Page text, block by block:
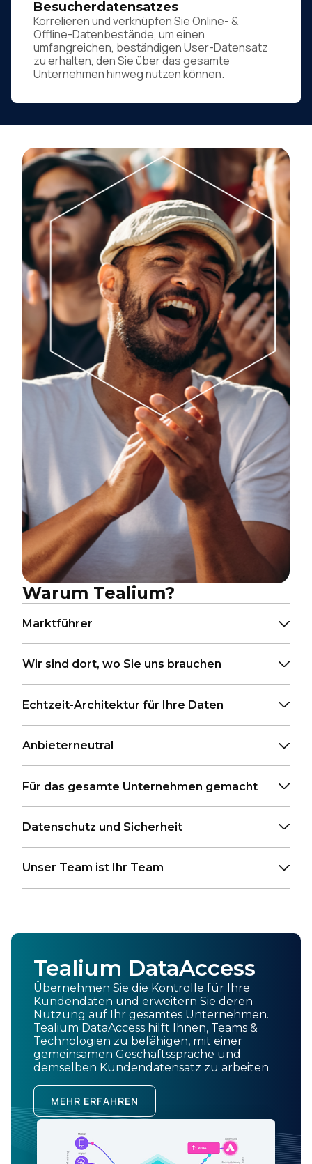
Besucherdatensatzes
Korrelieren und verknüpfen Sie Online- &
Offline-Datenbestände, um einen
umfangreichen, beständigen User-Datensatz
zu erhalten, den Sie über das gesamte
Unternehmen hinweg nutzen können.
Warum Tealium?
Marktführer
Wir sind dort, wo Sie uns brauchen
Echtzeit-Architektur für Ihre Daten
Anbieterneutral
Für das gesamte Unternehmen gemacht
Datenschutz und Sicherheit
Unser Team ist Ihr Team
Tealium DataAccess
Übernehmen Sie die Kontrolle für Ihre
Kundendaten und erweitern Sie deren
Nutzung auf Ihr gesamtes Unternehmen.
Tealium DataAccess hilft Ihnen, Teams &
Technologien zu befähigen, mit einer
gemeinsamen Geschäftssprache und
demselben Kundendatensatz zu arbeiten.
MEHR ERFAHREN